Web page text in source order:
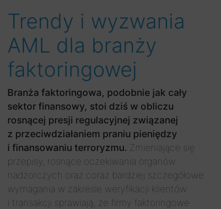
Trendy i wyzwania
AML dla branży
faktoringowej
Branża faktoringowa, podobnie jak cały
sektor finansowy, stoi dziś w obliczu
rosnącej presji regulacyjnej związanej
z przeciwdziałaniem praniu pieniędzy
i finansowaniu terroryzmu. Zmieniające się
przepisy, rosnące oczekiwania organów
nadzorczych oraz coraz bardziej szczegółowe
wymagania w zakresie weryfikacji klientów
i transakcji sprawiają, że firmy faktoringowe